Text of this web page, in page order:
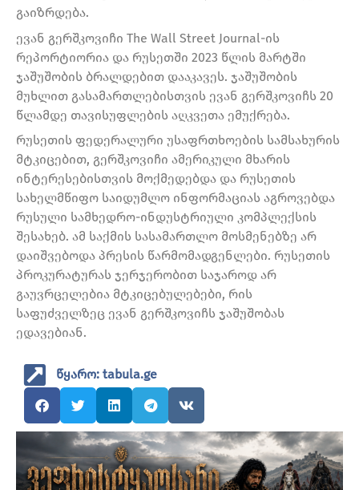
გაიზრდება.
ევან გერშკოვიჩი The Wall Street Journal-ის
რეპორტიორია და რუსეთში 2023 წლის მარტში
ჯაშუშობის ბრალდებით დააკავეს. ჯაშუშობის
მუხლით გასამართლებისთვის ევან გერშკოვიჩს 20
წლამდე თავისუფლების აღკვეთა ემუქრება.
რუსეთის ფედერალური უსაფრთხოების სამსახურის
მტკიცებით, გერშკოვიჩი ამერიკული მხარის
ინტერესებისთვის მოქმედებდა და რუსეთის
სახელმწიფო საიდუმლო ინფორმაციას აგროვებდა
რუსული სამხედრო-ინდუსტრიული კომპლექსის
შესახებ. ამ საქმის სასამართლო მოსმენებზე არ
დაიშვებოდა პრესის წარმომადგენლები. რუსეთის
პროკურატურას ჯერჯერობით საჯაროდ არ
გაუვრცელებია მტკიცებულებები, რის
საფუძველზეც ევან გერშკოვიჩს ჯაშუშობას
ედავებიან.
წყარო: tabula.ge